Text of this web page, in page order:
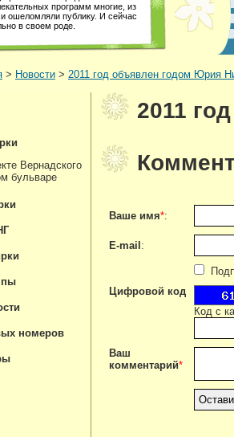
программ многие, из
ошеломляли публику. И сейчас
в своем роде.
> Новости > 2011 год объявлен годом Юрия
2011
Ваше имя*:
E-mail :
Цифровой код
Код с
Ваш
комментарий*
Вернадского
бульваре
номеров